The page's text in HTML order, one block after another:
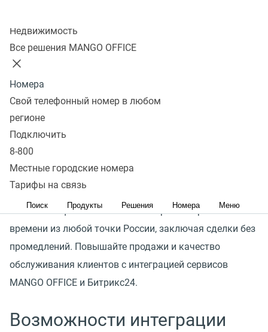
Недвижимость
Все решения MANGO OFFICE
Номера
Свой телефонный номер в любом
регионе
Подключить
8-800
Местные городские номера
Тарифы на связь
Поиск Продукты Решения Номера Меню
Рано или поздно каждая компания сталкивается
с тем, что менеджеры не справляются с наплывом
звонков. Они пропускают входящие, затягивают
с обратной связью и забывают вносить данные
о клиенте в CRM-систему — это приводит к потере
покупателей и уменьшению доходов.
Интеграция телефонии MANGO OFFICE и Битрикс24
позволит бизнесу принимать 100% звонков,
автоматически загружать данные в CRM-систему,
а также общаться с клиентами в режиме реального
времени из любой точки России, заключая сделки без
промедлений. Повышайте продажи и качество
обслуживания клиентов с интеграцией сервисов
MANGO OFFICE и Битрикс24.
Возможности интеграции